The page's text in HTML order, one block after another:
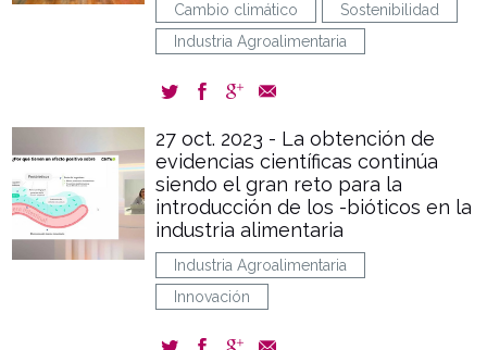
Cambio climático
Sostenibilidad
Industria Agroalimentaria
27 oct. 2023 - La obtención de
evidencias científicas continúa
siendo el gran reto para la
introducción de los -bióticos en la
industria alimentaria
Industria Agroalimentaria
Innovación